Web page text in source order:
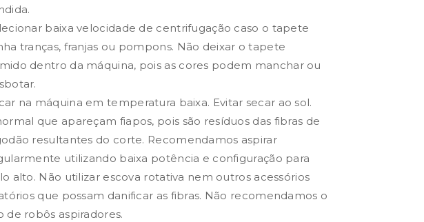
baixa velocidade de centrifugação caso o tapete
tranças, franjas ou pompons. Não deixar o tapete
dentro da máquina, pois as cores podem manchar ou
na máquina em temperatura baixa. Evitar secar ao sol.
que apareçam fiapos, pois são resíduos das fibras de
resultantes do corte. Recomendamos aspirar
utilizando baixa potência e configuração para
alto. Não utilizar escova rotativa nem outros acessórios
que possam danificar as fibras. Não recomendamos o
de robôs aspiradores.